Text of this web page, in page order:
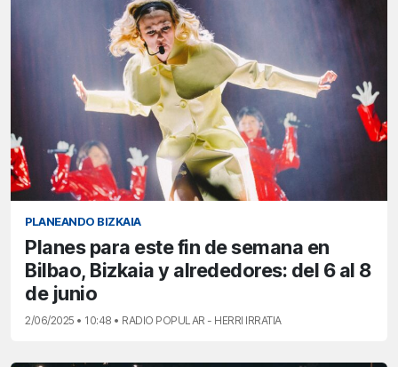
PLANEANDO BIZKAIA
Planes para este fin de semana en
Bilbao, Bizkaia y alrededores: del 6 al 8
de junio
2/06/2025 • 10:48 • RADIO POPULAR - HERRI IRRATIA